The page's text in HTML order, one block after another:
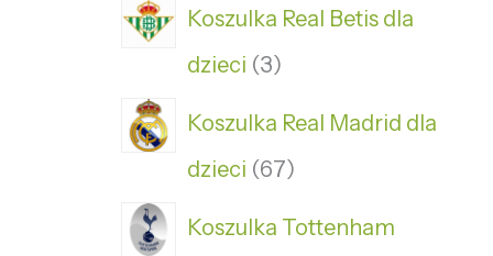
Koszulka Real Betis dla
dzieci 3
Koszulka Real Madrid dla
dzieci 67
Koszulka Tottenham